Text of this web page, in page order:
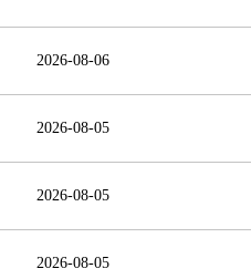
2026-08-06
2026-08-05
2026-08-05
2026-08-05